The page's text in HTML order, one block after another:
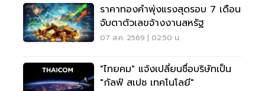
ราคาทองคำพุ่งแรงสุดรอบ 7 เดือน
จับตาตัวเลขจ้างงานสหรัฐ
07 ส.ค. 2569 | 02:50 น.
"ไทยคม" แจ้งเปลี่ยนชื่อบริษัทเป็น
"กัลฟ์ สเปซ เทคโนโลยี"